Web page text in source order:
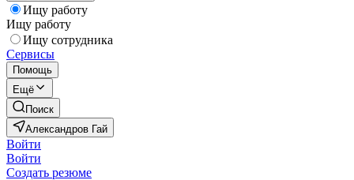
Ищу работу
Ищу работу
Ищу сотрудника
Сервисы
Помощь
Ещё
Поиск
Александров Гай
Войти
Войти
Создать резюме